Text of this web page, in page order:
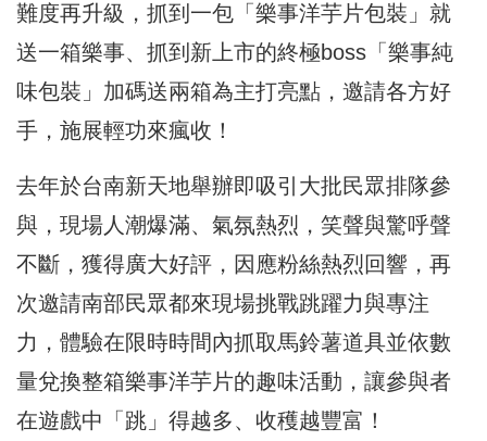
難度再升級，抓到一包「樂事洋芋片包裝」就
送一箱樂事、抓到新上市的終極boss「樂事純
味包裝」加碼送兩箱為主打亮點，邀請各方好
手，施展輕功來瘋收！
去年於台南新天地舉辦即吸引大批民眾排隊參
與，現場人潮爆滿、氣氛熱烈，笑聲與驚呼聲
不斷，獲得廣大好評，因應粉絲熱烈回響，再
次邀請南部民眾都來現場挑戰跳躍力與專注
力，體驗在限時時間內抓取馬鈴薯道具並依數
量兌換整箱樂事洋芋片的趣味活動，讓參與者
在遊戲中「跳」得越多、收穫越豐富！